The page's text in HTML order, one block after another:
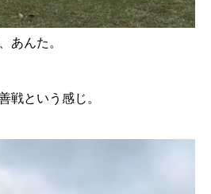
あんた。
戦という感じ。